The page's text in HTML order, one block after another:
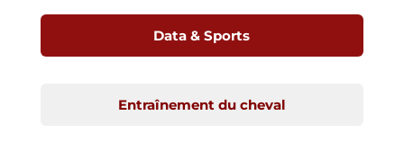
Data & Sports
Entraînement du cheval